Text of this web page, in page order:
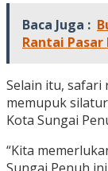
Baca Juga :
Rantai
Selain itu,
memupuk
Kota Sungai
“Kita